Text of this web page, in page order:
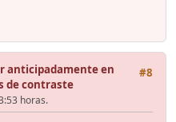
#8
anticipadamente en
de contraste
horas.